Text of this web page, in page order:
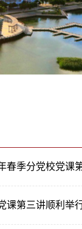
季分党校党课
课第三讲顺利举